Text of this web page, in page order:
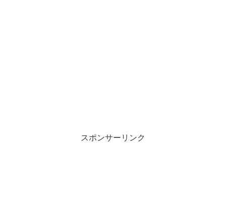
スポンサーリンク